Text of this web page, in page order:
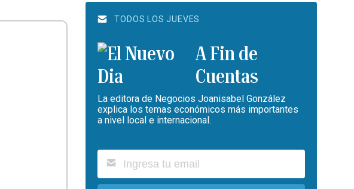
TODOS LOS JUEVES
A Fin de
Cuentas
La editora de Negocios Joanisabel González
explica los temas económicos más importantes
a nivel local e internacional.